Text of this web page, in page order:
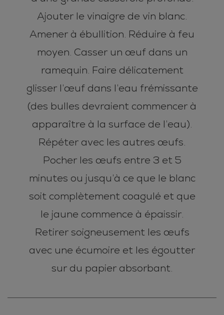
Ajouter le vinaigre de vin blanc.
Amener à ébullition. Réduire à feu
moyen. Casser un œuf dans un
ramequin. Faire délicatement
glisser l’œuf dans l’eau frémissante
(des bulles devraient commencer à
apparaître à la surface de l’eau).
Répéter avec les autres œufs.
Pocher les œufs entre 3 et 5
minutes ou jusqu’à ce que le blanc
soit complètement coagulé et que
le jaune commence à épaissir.
Retirer soigneusement les œufs
avec une écumoire et les égoutter
sur du papier absorbant.